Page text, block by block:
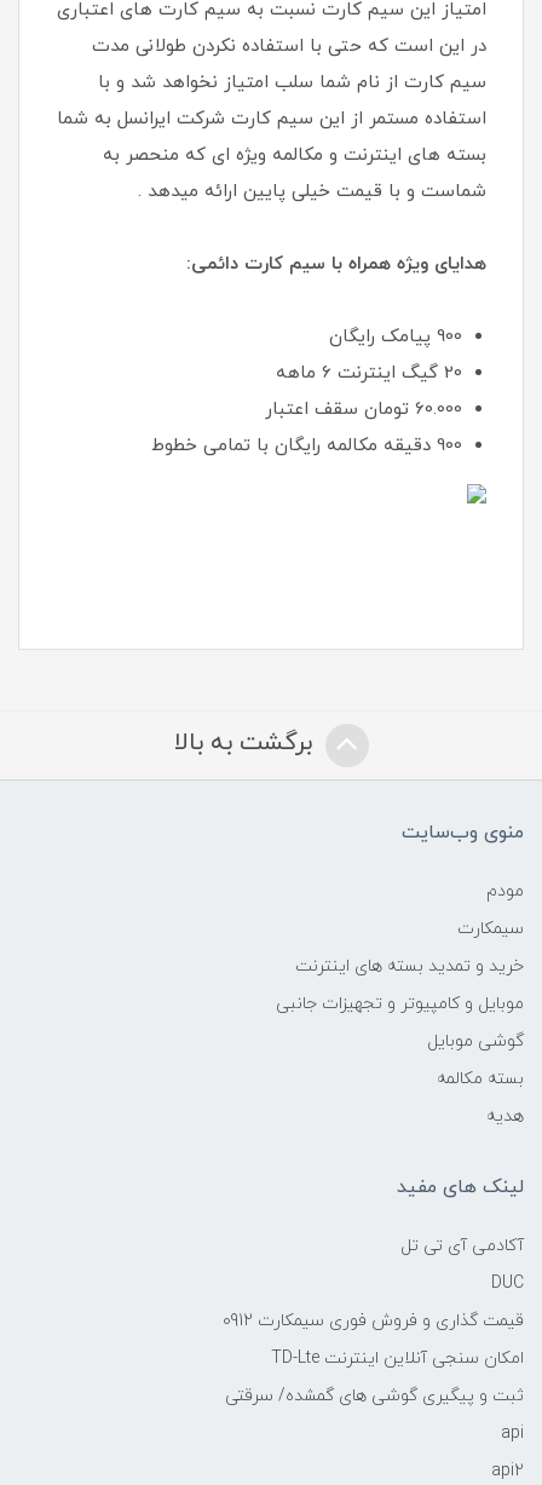
امتیاز این سیم کارت نسبت به سیم کارت های اعتباری
در این است که حتی با استفاده نکردن طولانی مدت
سیم کارت از نام شما سلب امتیاز نخواهد شد و با
استفاده مستمر از این سیم کارت شرکت ایرانسل به شما
بسته های اینترنت و مکالمه ویژه ای که منحصر به
شماست و با قیمت خیلی پایین ارائه میدهد .
هدایای ویژه همراه با سیم کارت دائمی:
900 پیامک رایگان
20 گیگ اینترنت 6 ماهه
60.000 تومان سقف اعتبار
900 دقیقه مکالمه رایگان با تمامی خطوط
برگشت به بالا
منوی وب‌سایت
مودم
سیمکارت
خرید و تمدید بسته های اینترنت
موبایل و کامپیوتر و تجهیزات جانبی
گوشی موبایل
بسته مکالمه
هدیه
لینک های مفید
آکادمی آی تی تل
DUC
قیمت گذاری و فروش فوری سیمکارت 0912
امکان سنجی آنلاین اینترنت TD-Lte
ثبت و پیگیری گوشی های گمشده/ سرقتی
api
api2